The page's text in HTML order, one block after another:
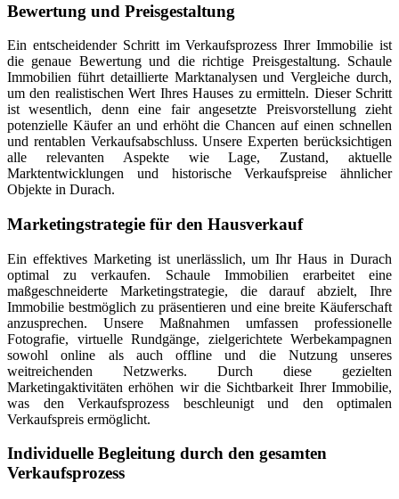
Bewertung und Preisgestaltung
Ein entscheidender Schritt im Verkaufsprozess Ihrer Immobilie ist
die genaue Bewertung und die richtige Preisgestaltung. Schaule
Immobilien führt detaillierte Marktanalysen und Vergleiche durch,
um den realistischen Wert Ihres Hauses zu ermitteln. Dieser Schritt
ist wesentlich, denn eine fair angesetzte Preisvorstellung zieht
potenzielle Käufer an und erhöht die Chancen auf einen schnellen
und rentablen Verkaufsabschluss. Unsere Experten berücksichtigen
alle relevanten Aspekte wie Lage, Zustand, aktuelle
Marktentwicklungen und historische Verkaufspreise ähnlicher
Objekte in Durach.
Marketingstrategie für den Hausverkauf
Ein effektives Marketing ist unerlässlich, um Ihr Haus in Durach
optimal zu verkaufen. Schaule Immobilien erarbeitet eine
maßgeschneiderte Marketingstrategie, die darauf abzielt, Ihre
Immobilie bestmöglich zu präsentieren und eine breite Käuferschaft
anzusprechen. Unsere Maßnahmen umfassen professionelle
Fotografie, virtuelle Rundgänge, zielgerichtete Werbekampagnen
sowohl online als auch offline und die Nutzung unseres
weitreichenden Netzwerks. Durch diese gezielten
Marketingaktivitäten erhöhen wir die Sichtbarkeit Ihrer Immobilie,
was den Verkaufsprozess beschleunigt und den optimalen
Verkaufspreis ermöglicht.
Individuelle Begleitung durch den gesamten
Verkaufsprozess